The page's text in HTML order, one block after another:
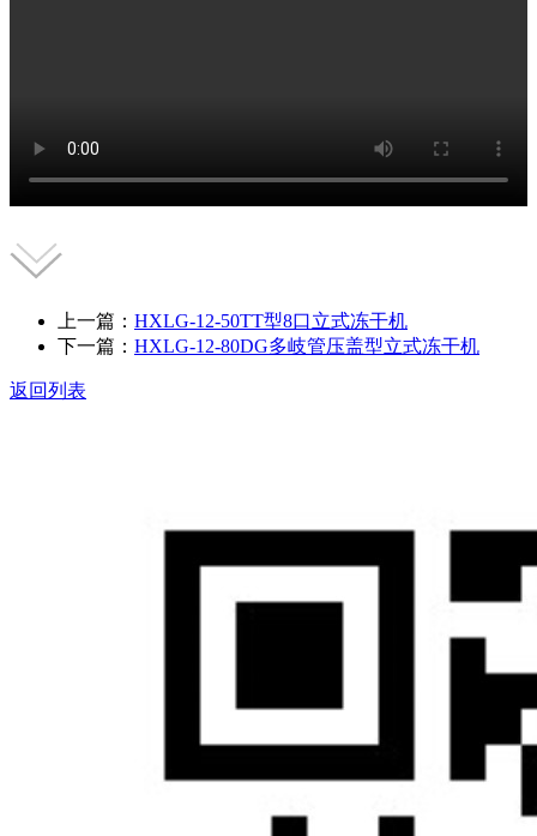
上一篇： HXLG-12-50TT型8口立式冻干机
下一篇： HXLG-12-80DG多岐管压盖型立式冻干机
返回列表